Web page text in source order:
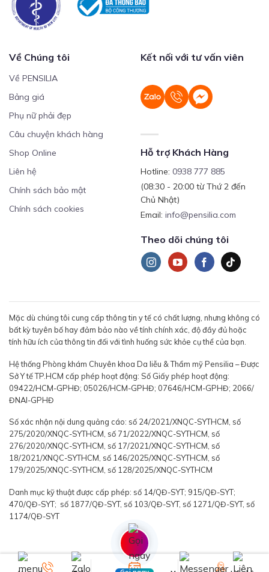
Về Chúng tôi
Về PENSILIA
Bảng giá
Phụ nữ phải đẹp
Câu chuyện khách hàng
Shop Online
Liên hệ
Chính sách bảo mật
Chính sách cookies
Kết nối với tư vấn viên
Hỗ trợ Khách Hàng
Hotline: 0938 777 885
(08:30 - 20:00 từ Thứ 2 đến
Chủ Nhật)
Email: info@pensilia.com
Theo dõi chúng tôi
Mặc dù chúng tôi cung cấp thông tin y tế có chất lượng, nhưng không có
bất kỳ tuyên bố hay đảm bảo nào về tính chính xác, độ đầy đủ hoặc
tính hữu ích của thông tin đối với tình huống sức khỏe cụ thể của bạn.
Hệ thống Phòng khám Chuyên khoa Da liễu & Thẩm mỹ Pensilia – Được
Sở Y tế TP.HCM cấp phép hoạt động: Số Giấy phép hoạt động:
09422/HCM-GPHĐ; 05026/HCM-GPHĐ; 07646/HCM-GPHĐ; 2066/
ĐNAI-GPHĐ
Số xác nhận nội dung quảng cáo: số 24/2021/XNQC-SYTHCM, số
275/2020/XNQC-SYTHCM, số 71/2022/XNQC-SYTHCM, số
276/2020/XNQC-SYTHCM, số 17/2021/XNQC-SYTHCM, số
18/2021/XNQC-SYTHCM, số 146/2025/XNQC-SYTHCM, số
179/2025/XNQC-SYTHCM, số 128/2025/XNQC-SYTHCM
Danh mục kỹ thuật được cấp phép: số 14/QĐ-SYT; 915/QĐ-SYT;
470/QĐ-SYT; số 1877/QĐ-SYT, số 103/QĐ-SYT, số 1271/QĐ-SYT, số
1174/QĐ-SYT